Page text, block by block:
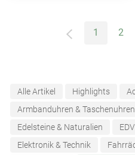
1 2
Alle Artikel Highlights
Armbanduhren & Taschenuhren
Edelsteine & Naturalien
Elektronik & Technik